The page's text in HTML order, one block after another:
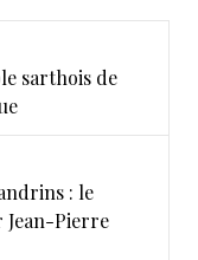
sarthois de
: le
Jean-Pierre